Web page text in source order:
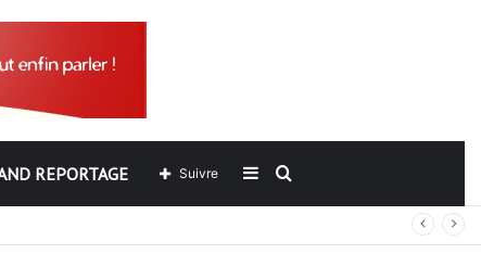
REPORTAGE Rechercher
Sidebar
(barre
Suivre